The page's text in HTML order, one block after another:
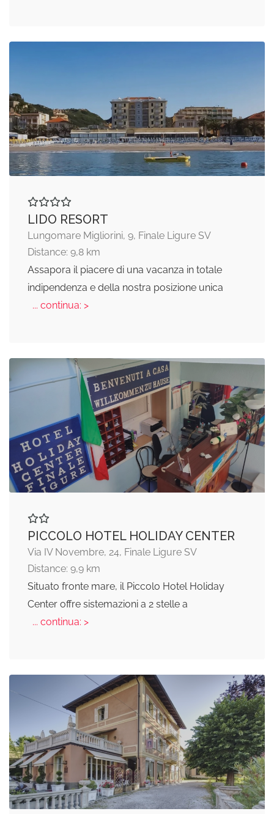
LIDO RESORT
Lungomare Migliorini, 9, Finale Ligure SV
Distance: 9,8 km
Assapora il piacere di una vacanza in totale
indipendenza e della nostra posizione unica
... continua: >
PICCOLO HOTEL HOLIDAY CENTER
Via IV Novembre, 24, Finale Ligure SV
Distance: 9,9 km
Situato fronte mare, il Piccolo Hotel Holiday
Center offre sistemazioni a 2 stelle a
... continua: >